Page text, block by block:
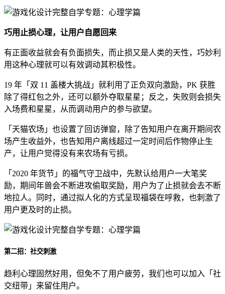
巧用止损心理，让用户自愿回来
有正面收益就会有负面损失，而止损又是人类的天性，巧妙利
用这种心理就可以有效调动其积极性。
19 年「双 11 盖楼大挑战」就利用了正负双向激励，PK 获胜
除了得红包之外，还可以额外夺取星星；反之，失败则会损失
入场费和星星，从而调动用户的参与欲望。
「天猫农场」也设置了回访弹窗，除了告知用户在离开期间农
场产生收益外，也告知用户离线超过一定时间后作物停止生
产，让用户觉得没有来农场有亏损。
「2020 年货节」的福气守卫战中，先默认给用户一大笔奖
励，期间年兽会不断进攻偷取奖励，用户为了止损就会去不断
地拉人。同时，通过拟人化的方式呈现福袋在呼救，也刺激了
用户更及时的止损。
第二招：社交刺激
趋利心理固然好用，但免不了用户疲劳，我们也可以加入「社
交纽带」来留住用户。